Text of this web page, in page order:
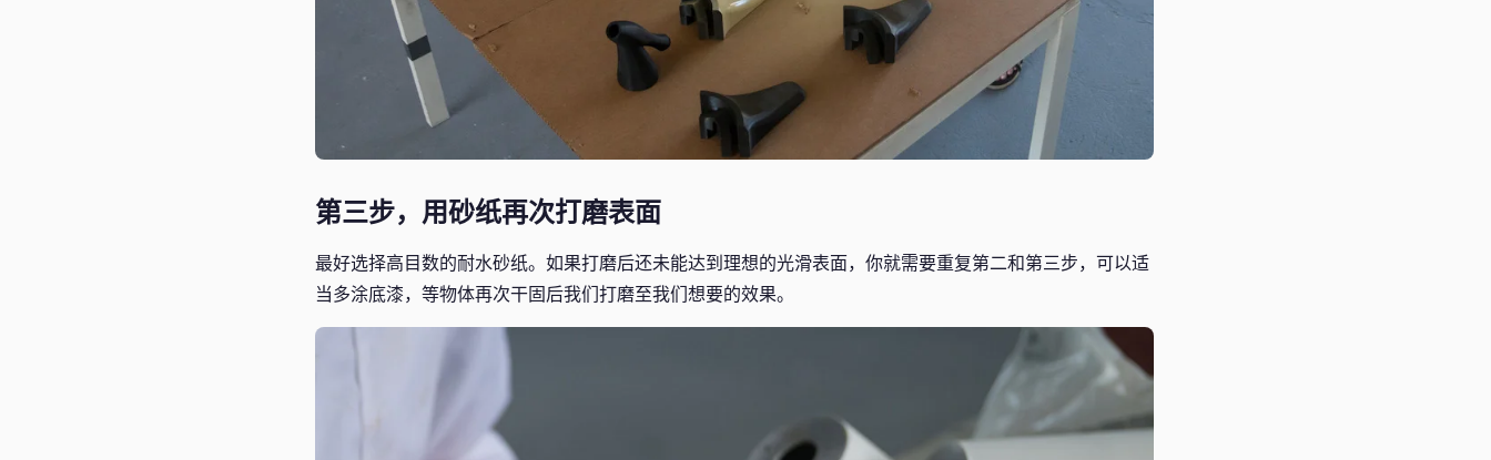
第三步，用砂纸再次打磨表面
最好选择高目数的耐水砂纸。如果打磨后还未能达到理想的光滑表面，你就需要重复第二和第三步，可以适
当多涂底漆，等物体再次干固后我们打磨至我们想要的效果。